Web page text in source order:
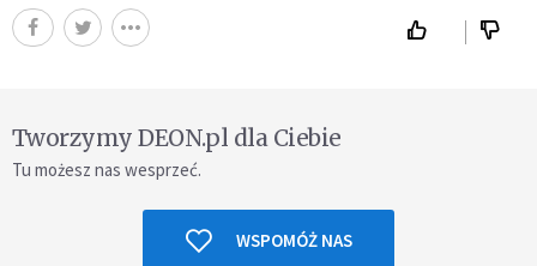
Tworzymy DEON.pl dla Ciebie
Tu możesz nas wesprzeć.
WSPOMÓŻ NAS